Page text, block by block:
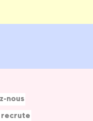
nous
recrute